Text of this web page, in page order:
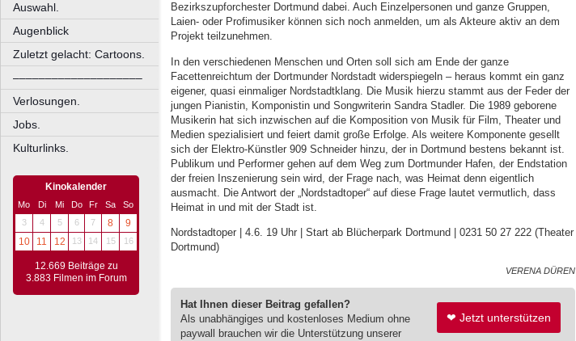
Auswahl.
Augenblick
Zuletzt gelacht: Cartoons.
––––––––––––––––––––
Verlosungen.
Jobs.
Kulturlinks.
Kinokalender
Mo Di Mi Do Fr Sa
So
3
4 5 6 7 8
9
10
11 12 13 14 15 16
12.669 Beiträge zu
3.883 Filmen im Forum
Bezirkszupforchester Dortmund dabei. Auch Einzelpersonen und ganze Gruppen,
Laien- oder Profimusiker können sich noch anmelden, um als Akteure aktiv an dem
Projekt teilzunehmen.
In den verschiedenen Menschen und Orten soll sich am Ende der ganze
Facettenreichtum der Dortmunder Nordstadt widerspiegeln – heraus kommt ein ganz
eigener, quasi einmaliger Nordstadtklang. Die Musik hierzu stammt aus der Feder der
jungen Pianistin, Komponistin und Songwriterin Sandra Stadler. Die 1989 geborene
Musikerin hat sich inzwischen auf die Komposition von Musik für Film, Theater und
Medien spezialisiert und feiert damit große Erfolge. Als weitere Komponente gesellt
sich der Elektro-Künstler 909 Schneider hinzu, der in Dortmund bestens bekannt ist.
Publikum und Performer gehen auf dem Weg zum Dortmunder Hafen, der Endstation
der freien Inszenierung sein wird, der Frage nach, was Heimat denn eigentlich
ausmacht. Die Antwort der „Nordstadtoper“ auf diese Frage lautet vermutlich, dass
Heimat in und mit der Stadt ist.
Nordstadtoper | 4.6. 19 Uhr | Start ab Blücherpark Dortmund | 0231 50 27 222 (Theater
Dortmund)
VERENA DÜREN
❤ Jetzt unterstützen
Hat Ihnen dieser Beitrag gefallen?
Als unabhängiges und kostenloses Medium ohne
paywall brauchen wir die Unterstützung unserer